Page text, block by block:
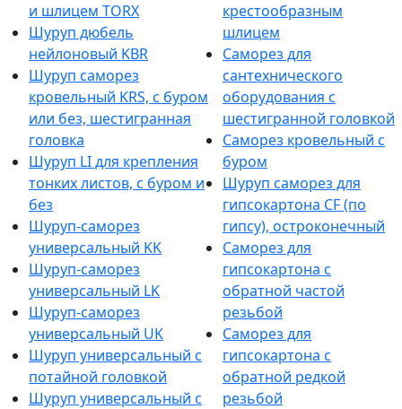
и шлицем TORX
Шуруп дюбель
нейлоновый KBR
Шуруп саморез
кровельный KRS, с буром
или без, шестигранная
головка
Шуруп LI для крепления
тонких листов, с буром и
без
Шуруп-саморез
универсальный KK
Шуруп-саморез
универсальный LK
Шуруп-саморез
универсальный UK
Шуруп универсальный с
потайной головкой
Шуруп универсальный с
крестообразным
шлицем
Саморез для
сантехнического
оборудования с
шестигранной головкой
Саморез кровельный с
буром
Шуруп саморез для
гипсокартона CF (по
гипсу), остроконечный
Саморез для
гипсокартона с
обратной частой
резьбой
Саморез для
гипсокартона с
обратной редкой
резьбой